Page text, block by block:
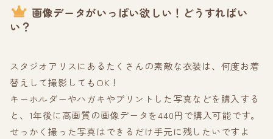
画像データがいっぱい欲しい！どうすればい
い？
スタジオアリスにあるたくさんの素敵な衣装は、何度お着
替えして撮影してもOK！
キーホルダーやハガキやプリントした写真などを購入する
と、1年後に高画質の画像データを440円で購入可能です。
せっかく撮った写真はできるだけ手元に残したいですよ